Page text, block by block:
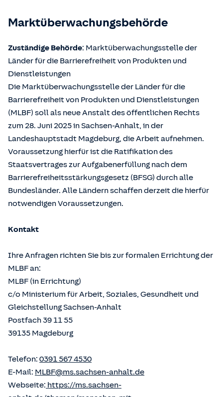
Marktüberwachungsbehörde
Zuständige Behörde: Marktüberwachungsstelle der
Länder für die Barrierefreiheit von Produkten und
Dienstleistungen
Die Marktüberwachungsstelle der Länder für die
Barrierefreiheit von Produkten und Dienstleistungen
(MLBF) soll als neue Anstalt des öffentlichen Rechts
zum 28. Juni 2025 in Sachsen-Anhalt, in der
Landeshauptstadt Magdeburg, die Arbeit aufnehmen.
Voraussetzung hierfür ist die Ratifikation des
Staatsvertrages zur Aufgabenerfüllung nach dem
Barrierefreiheitsstärkungsgesetz (BFSG) durch alle
Bundesländer. Alle Ländern schaffen derzeit die hierfür
notwendigen Voraussetzungen.
Kontakt
Ihre Anfragen richten Sie bis zur formalen Errichtung der
MLBF an:
MLBF (in Errichtung)
c/o Ministerium für Arbeit, Soziales, Gesundheit und
Gleichstellung Sachsen-Anhalt
Postfach 39 11 55
39135 Magdeburg
Telefon: 0391 567 4530
E-Mail: MLBF@ms.sachsen-anhalt.de
Webseite: https://ms.sachsen-